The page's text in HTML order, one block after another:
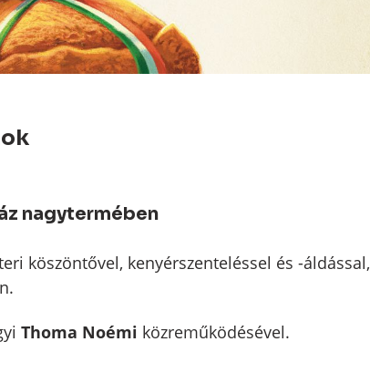
nagytermében
köszöntővel, kenyérszenteléssel és -áldással,
Thoma Noémi közreműködésével.